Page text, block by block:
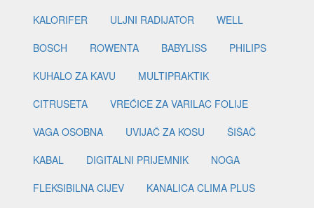
KALORIFER
ULJNI RADIJATOR
WELL
BOSCH
ROWENTA BABYLISS
PHILIPS
KUHALO ZA KAVU
MULTIPRAKTIK
CITRUSETA
VREĆICE ZA VARILAC FOLIJE
VAGA OSOBNA
UVIJAČ ZA KOSU
ŠIŠAČ
KABAL
DIGITALNI PRIJEMNIK
NOGA
FLEKSIBILNA CIJEV
KANALICA CLIMA PLUS